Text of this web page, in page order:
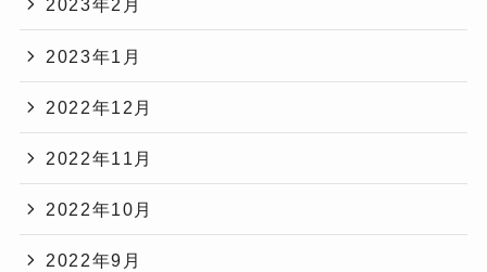
2023年2月
2023年1月
2022年12月
2022年11月
2022年10月
2022年9月